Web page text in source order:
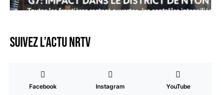
Suivez l’actu NRTV
Facebook Instagram YouTube